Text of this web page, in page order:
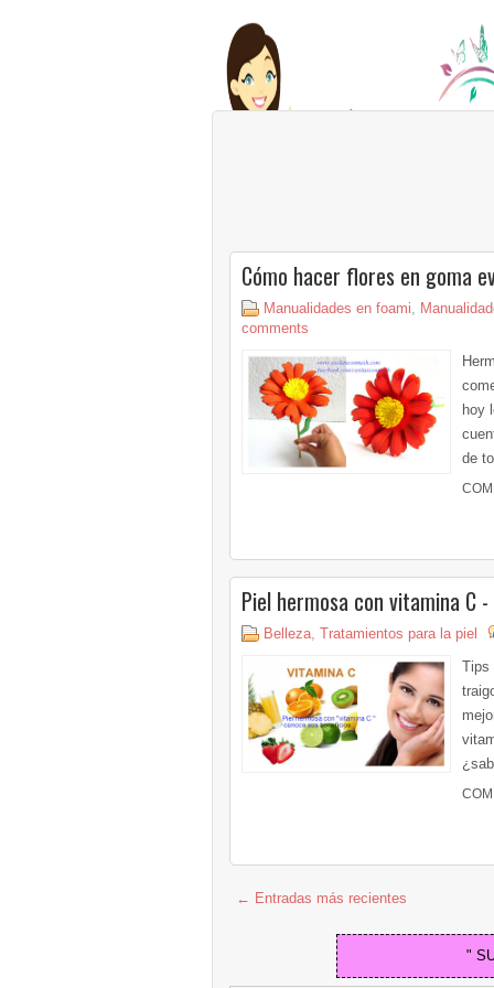
Cómo hacer flores en goma
Manualidades en foami,
comments
hoy
de
Piel hermosa con vitamina C
Belleza, Tratamientos para la piel
Tips
← Entradas más recientes
"